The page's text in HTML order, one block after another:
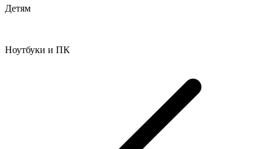
Детям
Ноутбуки и ПК